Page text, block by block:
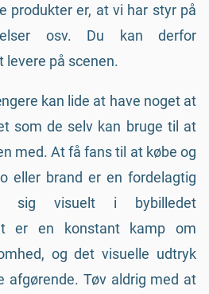
produkter er, at vi har styr på
osv. Du kan derfor
levere på scenen.
kan lide at have noget at
som de selv kan bruge til at
med. At få fans til at købe og
eller brand er en fordelagtig
sig visuelt i bybilledet
er en konstant kamp om
og det visuelle udtryk
afgørende. Tøv aldrig med at